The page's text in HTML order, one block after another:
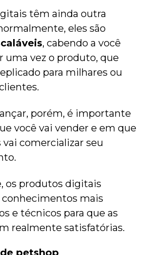
têm ainda outra
eles são
, cabendo a você
uma vez o produto, que
para milhares ou
porém, é importante
você vai vender e em que
comercializar seu
os produtos digitais
mais
e técnicos para que as
realmente satisfatórias.
petshop